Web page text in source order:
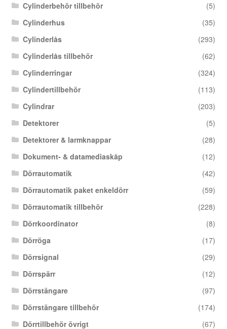
Cylinderbehör tillbehör
(5)
Cylinderhus
(35)
Cylinderlås
(293)
Cylinderlås tillbehör
(62)
Cylinderringar
(324)
Cylindertillbehör
(113)
Cylindrar
(203)
Detektorer
(5)
Detektorer & larmknappar
(28)
Dokument- & datamediaskåp
(12)
Dörrautomatik
(42)
Dörrautomatik paket enkeldörr
(59)
Dörrautomatik tillbehör
(228)
Dörrkoordinator
(8)
Dörröga
(17)
Dörrsignal
(29)
Dörrspärr
(12)
Dörrstängare
(97)
Dörrstängare tillbehör
(174)
Dörrtillbehör övrigt
(67)